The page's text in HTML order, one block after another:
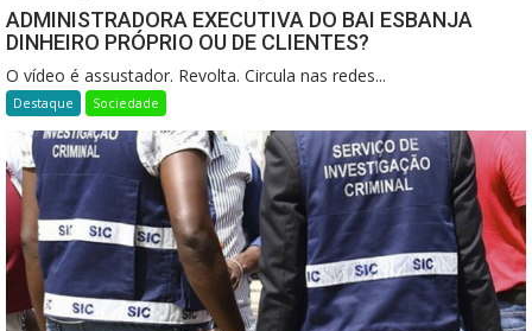
ADMINISTRADORA EXECUTIVA DO BAI ESBANJA
DINHEIRO PRÓPRIO OU DE CLIENTES?
O vídeo é assustador. Revolta. Circula nas redes...
Destaque Sociedade